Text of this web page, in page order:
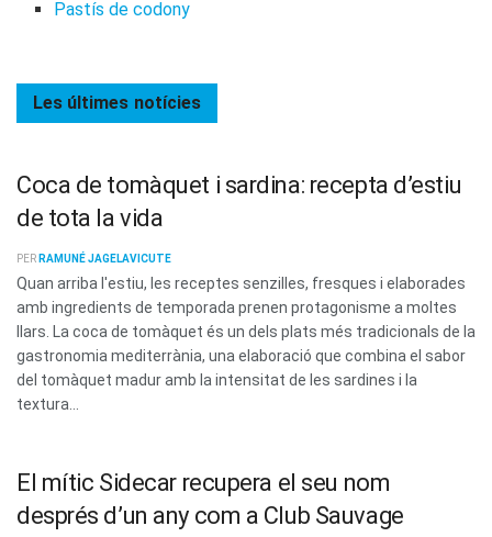
Pastís de codony
Les últimes notícies
Coca de tomàquet i sardina: recepta d’estiu
de tota la vida
PER RAMUNÉ JAGELAVICUTE
Quan arriba l'estiu, les receptes senzilles, fresques i elaborades
amb ingredients de temporada prenen protagonisme a moltes
llars. La coca de tomàquet és un dels plats més tradicionals de la
gastronomia mediterrània, una elaboració que combina el sabor
del tomàquet madur amb la intensitat de les sardines i la
textura...
El mític Sidecar recupera el seu nom
després d’un any com a Club Sauvage